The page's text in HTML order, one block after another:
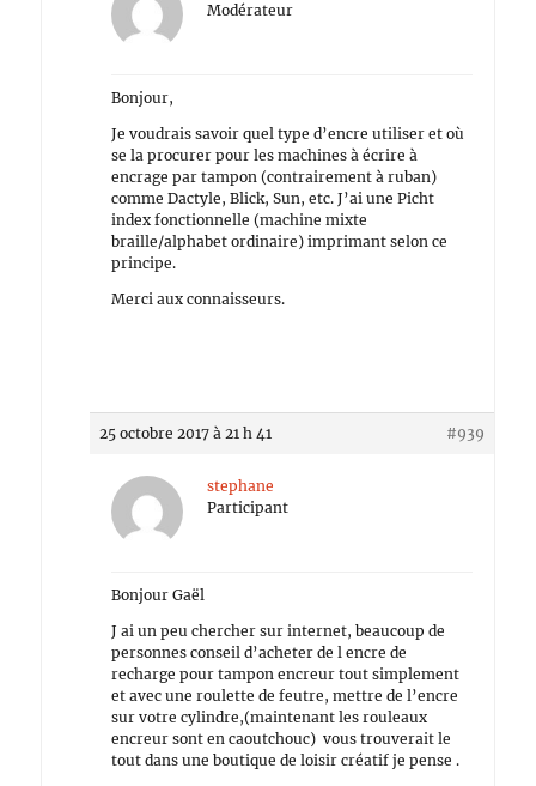
Modérateur
Bonjour,
Je voudrais savoir quel type d’encre utiliser et où
se la procurer pour les machines à écrire à
encrage par tampon (contrairement à ruban)
comme Dactyle, Blick, Sun, etc. J’ai une Picht
index fonctionnelle (machine mixte
braille/alphabet ordinaire) imprimant selon ce
principe.
Merci aux connaisseurs.
25 octobre 2017 à 21 h 41 #939
stephane
Participant
Bonjour Gaël
J ai un peu chercher sur internet, beaucoup de
personnes conseil d’acheter de l encre de
recharge pour tampon encreur tout simplement
et avec une roulette de feutre, mettre de l’encre
sur votre cylindre,(maintenant les rouleaux
encreur sont en caoutchouc) vous trouverait le
tout dans une boutique de loisir créatif je pense .